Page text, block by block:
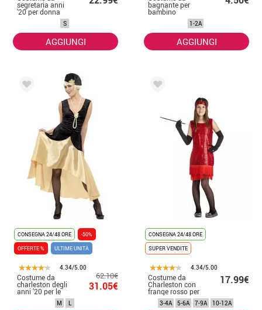
segretaria anni
'20 per donna
S
AGGIUNGI
bagnante per
bambino
1-2A
AGGIUNGI
CONSEGNA 24/48 ORE
-50%
OFFERTE %
ULTIME UNITÀ
4.34/5.00
Costume da
charleston degli
anni '20 per le
62.10€
31.05€
M L
CONSEGNA 24/48 ORE
SUPER VENDITE
4.34/5.00
Costume da
Charleston con
frange rosso per
bambina
17.99€
3-4A 5-6A 7-9A 10-12A